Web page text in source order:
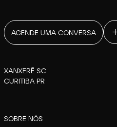
AGENDE UMA CONVERSA
XANXERÊ SC
CURITIBA PR
SOBRE NÓS